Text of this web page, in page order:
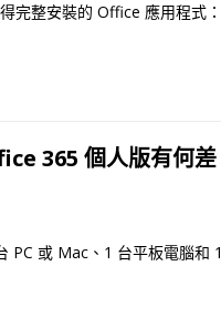
完整安裝的 Office 應用程式：
365 個人版有何差
PC 或 Mac、1 台平板電腦和 1